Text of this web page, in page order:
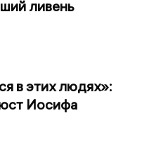
ливень
в этих людях»:
Иосифа